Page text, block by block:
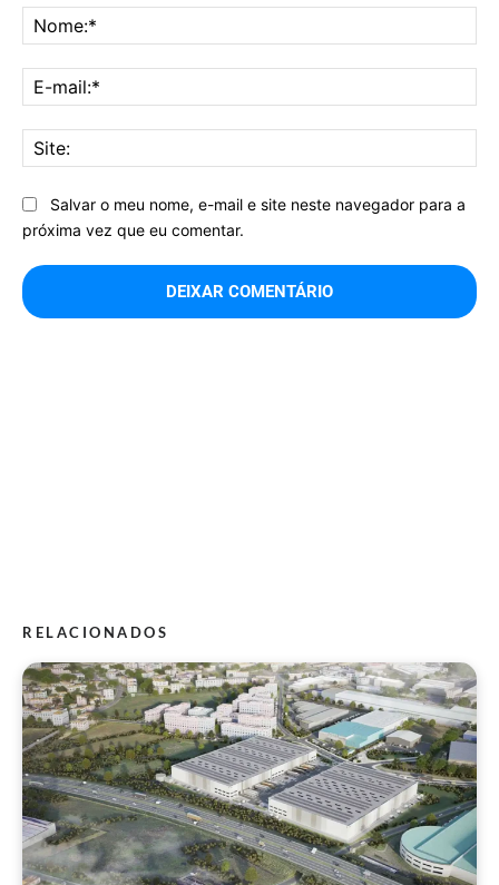
Salvar o meu nome, e-mail e site neste navegador para a
próxima vez que eu comentar.
RELACIONADOS